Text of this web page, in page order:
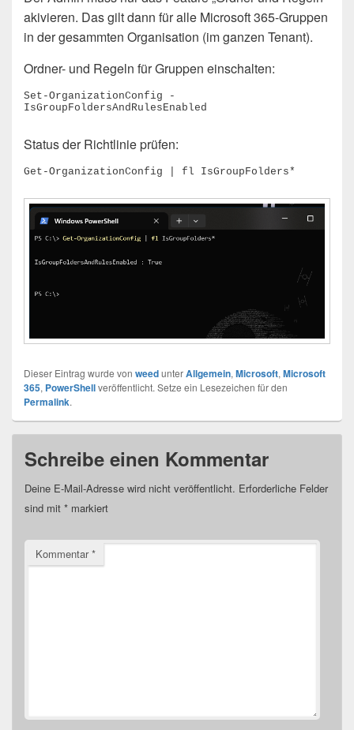
akivieren. Das gilt dann für alle Microsoft 365-Gruppen
in der gesammten Organisation (im ganzen Tenant).
Ordner- und Regeln für Gruppen einschalten:
Set-OrganizationConfig -
IsGroupFoldersAndRulesEnabled
Status der Richtlinie prüfen:
Get-OrganizationConfig | fl IsGroupFolders*
Dieser Eintrag wurde von weedunterAllgemein, Microsoft, Microsoft
365, PowerShellveröffentlicht. Setze ein Lesezeichen für den
Permalink.
Schreibe einen Kommentar
Deine E-Mail-Adresse wird nicht veröffentlicht. Erforderliche Felder
sind mit * markiert
Kommentar*